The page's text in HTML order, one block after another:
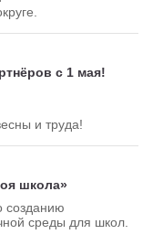
с 1 мая!
и труда!
школа»
созданию
среды для школ.